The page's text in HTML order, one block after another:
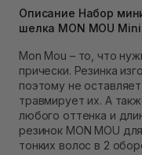
Самовывоз г.
В наличии
В наличии
Самовывоз г.
Экватор)
В наличии
Описание Набор
шелка MON MOU
Mon Mou – то, что
прически. Резинка
поэтому не
травмирует их. А
любого оттенка и
резинок MON MOU
тонких волос в 2